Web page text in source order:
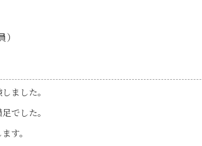
ました。
でした。
す。